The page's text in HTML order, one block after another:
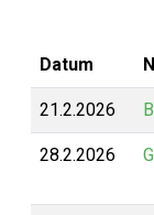
Datum
21.2.2026
28.2.2026